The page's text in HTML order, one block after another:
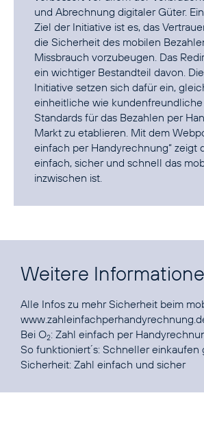
und Abrechnung digitaler Güter.
Ziel der Initiative ist es, das
die Sicherheit des mobilen
Missbrauch vorzubeugen. Das
ein wichtiger Bestandteil davon.
Initiative setzen sich dafür ein,
einheitliche wie
Standards für das Bezahlen per
Markt zu etablieren. Mit dem
einfach per Handyrechnung“ zeigt
einfach, sicher und schnell das
inzwischen ist.
Weitere
Alle Infos zu mehr Sicherheit beim
Bei O2: Zahl einfach per
So funktioniert´s
Sicherheit: Zahl einfach und sicher